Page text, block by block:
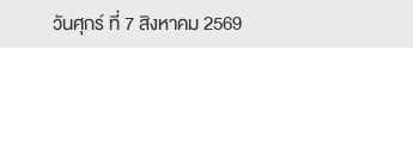
วันศุกร์ ที่ 7 สิงหาคม 2569